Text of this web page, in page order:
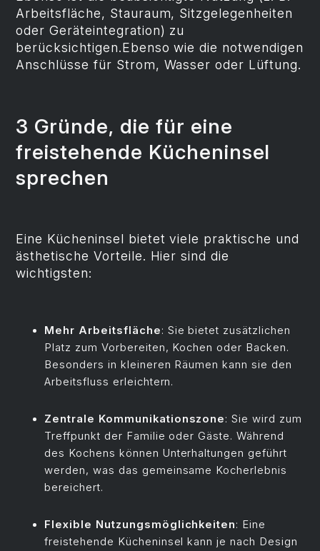
Arbeitsfläche, Stauraum, Sitzgelegenheiten
oder Geräteintegration) zu
berücksichtigen.Ebenso wie die notwendigen
Anschlüsse für Strom, Wasser oder Lüftung.
3 Gründe, die für eine
freistehende Kücheninsel
sprechen
Eine Kücheninsel bietet viele praktische und
ästhetische Vorteile. Hier sind die
wichtigsten:
Mehr Arbeitsfläche: Sie bietet zusätzlichen
Platz zum Vorbereiten, Kochen oder Backen.
Besonders in kleineren Räumen kann sie den
Arbeitsfluss erleichtern.
Zentrale Kommunikationszone: Sie wird zum
Treffpunkt der Familie oder Gäste. Während
des Kochens können Unterhaltungen geführt
werden, was das gemeinsame Kocherlebnis
bereichert.
Flexible Nutzungsmöglichkeiten: Eine
freistehende Kücheninsel kann je nach Design